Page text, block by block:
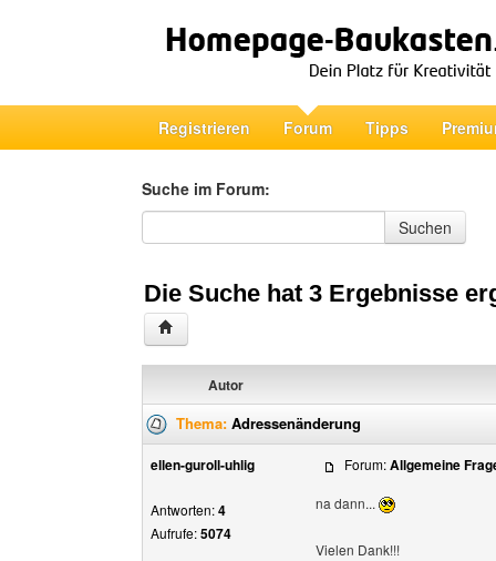
Registrieren Forum Tipps
Suche im Forum:
Suche im Forum
Suchen
Die Suche hat 3 Ergebnisse
Autor
Thema: Adressenänderung
ellen-guroll-uhlig
Antworten:4
Aufrufe:5074
Forum:Allgemeine
na dann...
Vielen Dank!!!